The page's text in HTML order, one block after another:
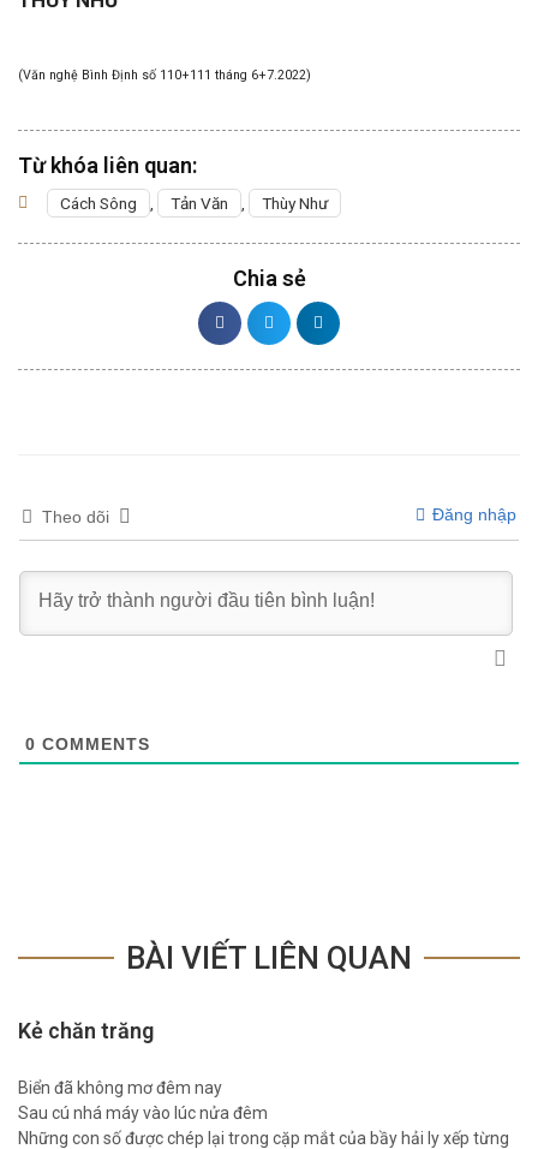
(Văn nghệ Bình Định số 110+111 tháng 6+7.2022)
Từ khóa liên quan:
Cách Sông Tản Văn Thùy Như
Chia sẻ
Theo dõi Đăng nhập
0 COMMENTS
BÀI VIẾT LIÊN QUAN
Kẻ chăn trăng
Biển đã không mơ đêm nay
Sau cú nhá máy vào lúc nửa đêm
Những con số được chép lại trong cặp mắt của bầy hải ly xếp từng